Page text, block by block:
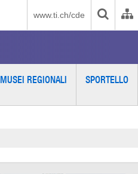
www.ti.ch/cde
MUSEI REGIONALI SPORTELLO